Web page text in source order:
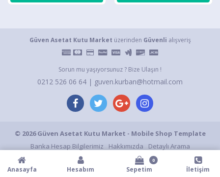
Güven Asetat Kutu Market üzerinden Güvenli alışveriş
Sorun mu yaşıyorsunuz ? Bize Ulaşın !
0212 526 06 64 | guven.kurban@hotmail.com
© 2026 Güven Asetat Kutu Market - Mobile Shop Template
Banka Hesap Bilgilerimiz
Hakkımızda
Detaylı Arama
Gizlilik ve Kullanım Şartları
Gizlilik Politikası S.S.S. İletişim
Anasayfa Hesabım Sepetim
0
İletişim